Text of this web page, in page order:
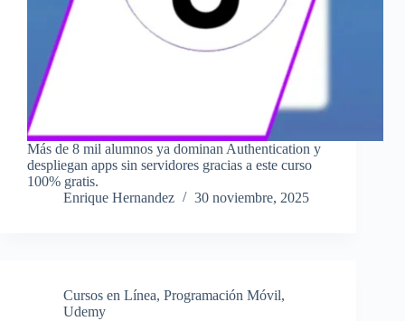
Más de 8 mil alumnos ya dominan Authentication y
despliegan apps sin servidores gracias a este curso
100% gratis.
Enrique Hernandez
30 noviembre, 2025
Cursos en Línea, Programación Móvil,
Udemy